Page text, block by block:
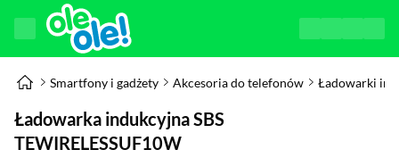
Smartfony i gadżety Akcesoria do telefonów Ładowarki
Ładowarka indukcyjna SBS
TEWIRELESSUF10W